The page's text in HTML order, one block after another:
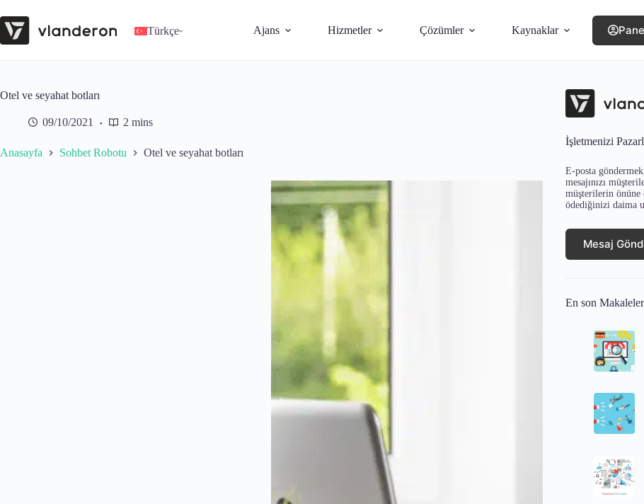
to
content
Türkçe Ajans Hizmetler Çözümler Kaynaklar
Otel ve seyahat botları
09/10/2021 2 mins
Anasayfa Sohbet Robotu Otel ve seyahat botları
İşletmenizi
E-posta
mesajınızı
müşterilerin önüne
ödediğinizi daima
Mesaj
En son Makaleler